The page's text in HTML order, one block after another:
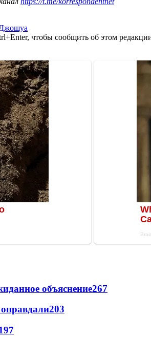
чтобы сообщить об этом
объяснение267
203